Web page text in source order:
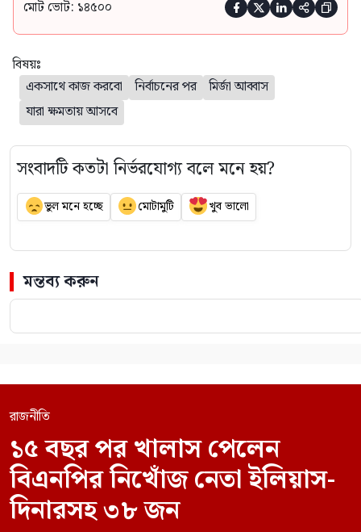
মোট ভোট: ১৪৫০০     
বিষয়ঃ
একসাথে কাজ করবো
নির্বাচনের পর
মির্জা আব্বাস
যারা ক্ষমতায় আসবে
সংবাদটি কতটা নির্ভরযোগ্য বলে মনে হয়?
ভুল মনে হচ্ছে মোটামুটি খুব ভালো
মন্তব্য করুন
রাজনীতি
১৫ বছর পর খালাস পেলেন
বিএনপির নিখোঁজ নেতা ইলিয়াস-
দিনারসহ ৩৮ জন